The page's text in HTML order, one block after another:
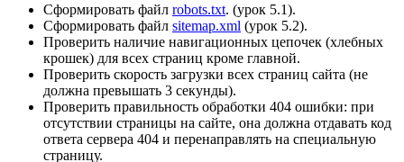
Сформировать файл robots.txt. (урок 5.1).
Сформировать файл sitemap.xml (урок 5.2).
Проверить наличие навигационных цепочек (хлебных
крошек) для всех страниц кроме главной.
Проверить скорость загрузки всех страниц сайта (не
должна превышать 3 секунды).
Проверить правильность обработки 404 ошибки: при
отсутствии страницы на сайте, она должна отдавать код
ответа сервера 404 и перенаправлять на специальную
страницу.